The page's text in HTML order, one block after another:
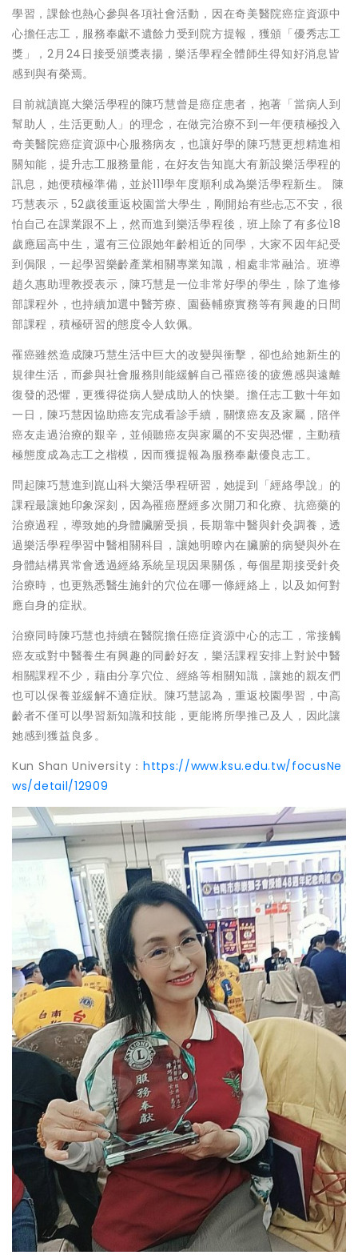
學習，課餘也熱心參與各項社會活動，因在奇美醫院癌症資源中
心擔任志工，服務奉獻不遺餘力受到院方提報，獲頒「優秀志工
獎」，2月24日接受頒獎表揚，樂活學程全體師生得知好消息皆
感到與有榮焉。
目前就讀崑大樂活學程的陳巧慧曾是癌症患者，抱著「當病人到
幫助人，生活更動人」的理念，在做完治療不到一年便積極投入
奇美醫院癌症資源中心服務病友，也讓好學的陳巧慧更想精進相
關知能，提升志工服務量能，在好友告知崑大有新設樂活學程的
訊息，她便積極準備，並於111學年度順利成為樂活學程新生。 陳
巧慧表示，52歲後重返校園當大學生，剛開始有些忐忑不安，很
怕自己在課業跟不上，然而進到樂活學程後，班上除了有多位18
歲應屆高中生，還有三位跟她年齡相近的同學，大家不因年紀受
到侷限，一起學習樂齡產業相關專業知識，相處非常融洽。班導
趙久惠助理教授表示，陳巧慧是一位非常好學的學生，除了進修
部課程外，也持續加選中醫芳療、園藝輔療實務等有興趣的日間
部課程，積極研習的態度令人欽佩。
罹癌雖然造成陳巧慧生活中巨大的改變與衝擊，卻也給她新生的
規律生活，而參與社會服務則能緩解自己罹癌後的疲憊感與遠離
復發的恐懼，更獲得從病人變成助人的快樂。擔任志工數十年如
一日，陳巧慧因協助癌友完成看診手續，關懷癌友及家屬，陪伴
癌友走過治療的艱辛，並傾聽癌友與家屬的不安與恐懼，主動積
極態度成為志工之楷模，因而獲提報為服務奉獻優良志工。
問起陳巧慧進到崑山科大樂活學程研習，她提到「經絡學說」的
課程最讓她印象深刻，因為罹癌歷經多次開刀和化療、抗癌藥的
治療過程，導致她的身體臟腑受損，長期靠中醫與針灸調養，透
過樂活學程學習中醫相關科目，讓她明瞭內在臟腑的病變與外在
身體結構異常會透過經絡系統呈現因果關係，每個星期接受針灸
治療時，也更熟悉醫生施針的穴位在哪一條經絡上，以及如何對
應自身的症狀。
治療同時陳巧慧也持續在醫院擔任癌症資源中心的志工，常接觸
癌友或對中醫養生有興趣的同齡好友，樂活課程安排上對於中醫
相關課程不少，藉由分享穴位、經絡等相關知識，讓她的親友們
也可以保養並緩解不適症狀。陳巧慧認為，重返校園學習，中高
齡者不僅可以學習新知識和技能，更能將所學推己及人，因此讓
她感到獲益良多。
Kun Shan University： https://www.ksu.edu.tw/focusNe
ws/detail/12909